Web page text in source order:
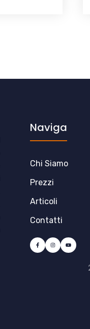
Naviga
Chi Siamo
Prezzi
Articoli
Contatti